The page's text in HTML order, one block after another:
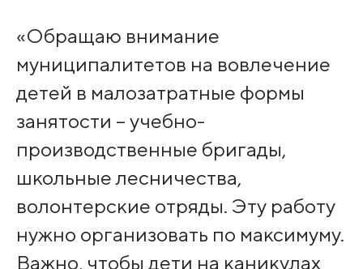
«Обращаю внимание
муниципалитетов на вовлечение
детей в малозатратные формы
занятости – учебно-
производственные бригады,
школьные лесничества,
волонтерские отряды. Эту работу
нужно организовать по максимуму.
Важно, чтобы дети на каникулах